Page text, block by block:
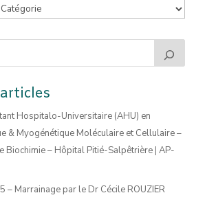
Hospitalo-Universitaire (AHU) en
& Myogénétique Moléculaire et Cellulaire –
Biochimie – Hôpital Pitié-Salpêtrière | AP-
– Marrainage par le Dr Cécile ROUZIER